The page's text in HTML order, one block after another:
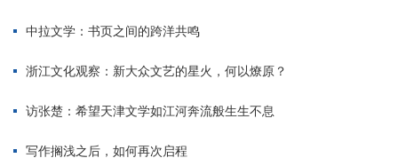
中拉文学：书页之间的跨洋共鸣
浙江文化观察：新大众文艺的星火，何以燎原？
访张楚：希望天津文学如江河奔流般生生不息
写作搁浅之后，如何再次启程